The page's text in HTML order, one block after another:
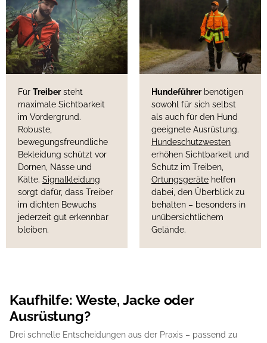
Für Treibersteht
maximale Sichtbarkeit
im Vordergrund.
Robuste,
bewegungsfreundliche
Bekleidung schützt vor
Dornen, Nässe und
Kälte. Signalkleidung
sorgt dafür, dass Treiber
im dichten Bewuchs
jederzeit gut erkennbar
bleiben.
Hundeführerbenötigen
sowohl für sich selbst
als auch für den Hund
geeignete Ausrüstung.
Hundeschutzwesten
erhöhen Sichtbarkeit und
Schutz im Treiben,
Ortungsgeräte helfen
dabei, den Überblick zu
behalten – besonders in
unübersichtlichem
Gelände.
Kaufhilfe: Weste, Jacke oder
Ausrüstung?
Drei schnelle Entscheidungen aus der Praxis – passend zu